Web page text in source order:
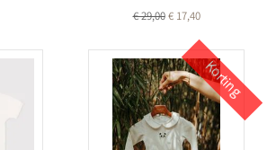
€ 29,00€ 17,40
Korting